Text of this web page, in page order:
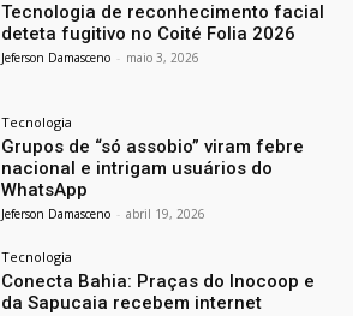
Tecnologia de reconhecimento facial
deteta fugitivo no Coité Folia 2026
Jeferson Damasceno - maio 3, 2026
Tecnologia
Grupos de “só assobio” viram febre
nacional e intrigam usuários do
WhatsApp
Jeferson Damasceno - abril 19, 2026
Tecnologia
Conecta Bahia: Praças do Inocoop e
da Sapucaia recebem internet